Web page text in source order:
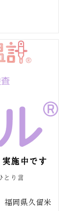
施中です
とり言
福岡県久留米